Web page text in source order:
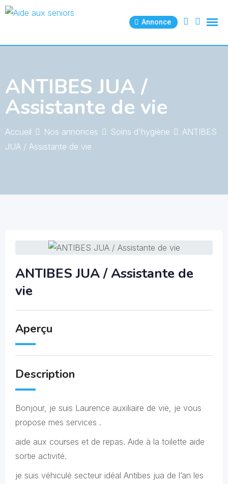
Skip
Annonce
ANTIBES JUA /
Assistante de vie
Accueil Nos annonces Soins d'hygiène
ANTIBES
JUA / Assistante de vie
ANTIBES JUA / Assistante de
vie
Aperçu
Description
Bonjour, je suis Laurence auxiliaire de vie, je vous
propose mes services .
aide aux courses et de repas. Aide à la toilette aide
sortie activité.
je suis véhiculé secteur idéal Antibes jua de l’an les